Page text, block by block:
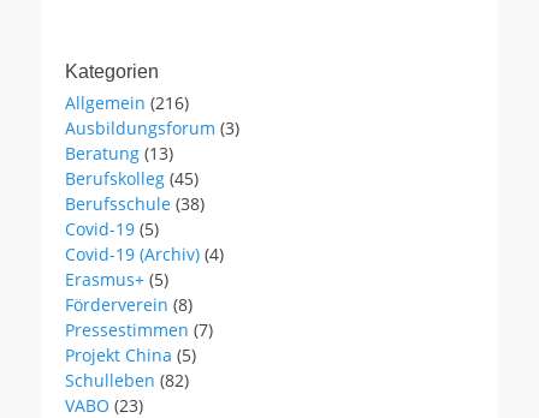
Kategorien
Allgemein (216)
Ausbildungsforum (3)
Beratung (13)
Berufskolleg (45)
Berufsschule (38)
Covid-19 (5)
Covid-19 (Archiv) (4)
Erasmus+ (5)
Förderverein (8)
Pressestimmen (7)
Projekt China (5)
Schulleben (82)
VABO (23)